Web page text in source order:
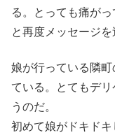
る。とっても痛が
と再度メッセージを
娘が行っている隣
ている。とてもデ
うのだ。
初めて娘がドキド